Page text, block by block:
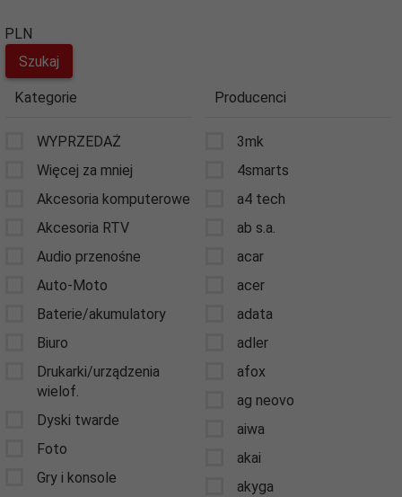
PLN
Kategorie
WYPRZEDAŻ
Więcej za mniej
Akcesoria komputerowe
Akcesoria RTV
Audio przenośne
Auto-Moto
Baterie/akumulatory
Biuro
Drukarki/urządzenia
wielof.
Dyski twarde
Foto
Gry i konsole
Producenci
3mk
4smarts
a4 tech
ab s.a.
acar
acer
adata
adler
afox
ag neovo
aiwa
akai
akyga